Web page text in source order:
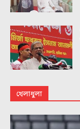
খেলাধুলা